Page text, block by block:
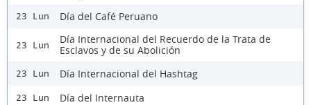
23 Lun Día del Café Peruano
23 Lun
Día Internacional del Recuerdo de la Trata de
Esclavos y de su Abolición
23 Lun Día Internacional del Hashtag
23 Lun Día del Internauta